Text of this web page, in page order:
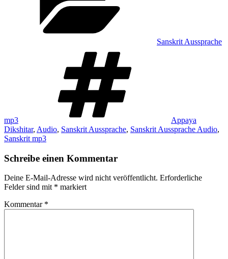
Sanskrit Aussprache
mp3
Appaya
Dikshitar, Audio, Sanskrit Aussprache, Sanskrit Aussprache Audio,
Sanskrit mp3
Schreibe einen Kommentar
Deine E-Mail-Adresse wird nicht veröffentlicht. Erforderliche
Felder sind mit * markiert
Kommentar *